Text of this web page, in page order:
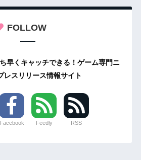
FOLLOW
早くキャッチできる！ゲーム専門ニ
レスリリース情報サイト
Facebook Feedly RSS